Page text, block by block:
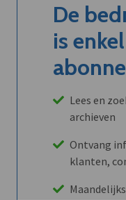
De
is
Lees en
archieven
Ontvang
klanten,